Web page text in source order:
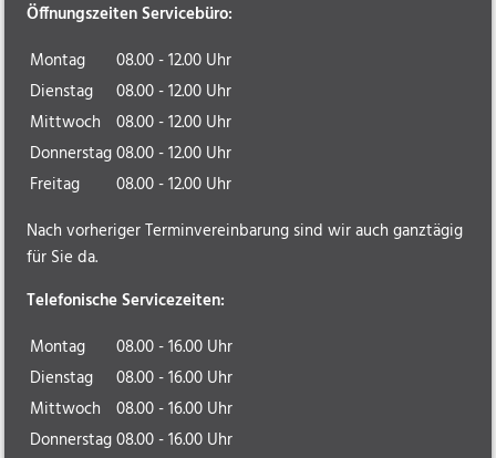
Öffnungszeiten Servicebüro:
Montag
08.00 - 12.00 Uhr
Dienstag
08.00 - 12.00 Uhr
Mittwoch
08.00 - 12.00 Uhr
Donnerstag08.00 - 12.00 Uhr
Freitag
08.00 - 12.00 Uhr
Nach vorheriger Terminvereinbarung sind wir auch ganztägig
für Sie da.
Telefonische Servicezeiten:
Montag
08.00 - 16.00 Uhr
Dienstag
08.00 - 16.00 Uhr
Mittwoch
08.00 - 16.00 Uhr
Donnerstag08.00 - 16.00 Uhr